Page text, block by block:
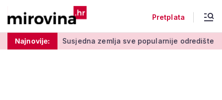
Pretplata
Najnovije:
stupu Susjedna zemlja sve popularnije odredište